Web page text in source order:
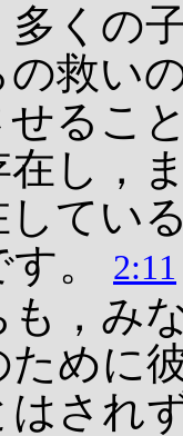
多くの
救い
るこ
し，
してい
。
2:11
も，み
ために
はされ